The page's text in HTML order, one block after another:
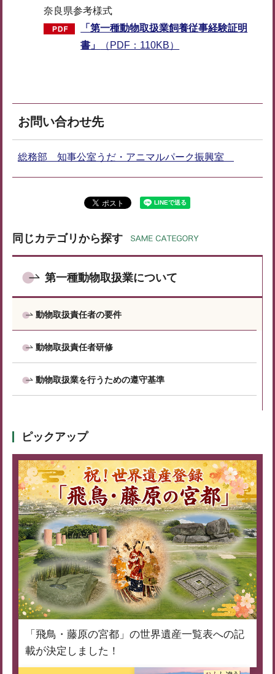
奈良県参考様式
「第一種動物取扱業飼養従事経験証明
書」
（PDF：110KB）
お問い合わせ先
総務部 知事公室うだ・アニマルパーク振興室
同じカテゴリから探す
第一種動物取扱業について
動物取扱責任者の要件
動物取扱責任者研修
動物取扱業を行うための遵守基準
ピックアップ
「飛鳥・藤原の宮都」の世界遺産一覧表への記
載が決定しました！